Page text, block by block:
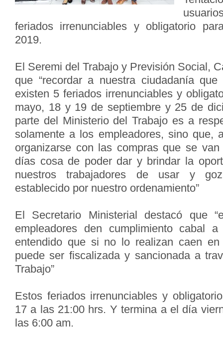
feriados irrenunciables y obligatorio
2019.
El Seremi del Trabajo y Previsión Social,
que “recordar a nuestra ciudadanía
existen 5 feriados irrenunciables y
mayo, 18 y 19 de septiembre y 25 de
parte del Ministerio del Trabajo es a
solamente a los empleadores, sino que,
organizarse con las compras que se
días cosa de poder dar y brindar la
nuestros trabajadores de usar y
establecido por nuestro ordenamiento”
El Secretario Ministerial destacó que
empleadores den cumplimiento cabal
entendido que si no lo realizan caen
puede ser fiscalizada y sancionada a
Trabajo”
Estos feriados irrenunciables y
17 a las 21:00 hrs. Y termina a el día
las 6:00 am.